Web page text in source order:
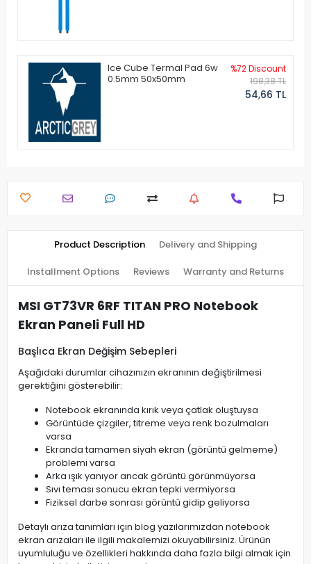
Ice Cube Termal Pad 6w
0.5mm 50x50mm
%72 Discount
198,38 TL
54,66 TL
Product Description Delivery and Shipping
Installment Options Reviews Warranty and Returns
MSI GT73VR 6RF TITAN PRO Notebook
Ekran Paneli Full HD
Başlıca Ekran Değişim Sebepleri
Aşağıdaki durumlar cihazınızın ekranının değiştirilmesi
gerektiğini gösterebilir:
Notebook ekranında kırık veya çatlak oluştuysa
Görüntüde çizgiler, titreme veya renk bozulmaları
varsa
Ekranda tamamen siyah ekran (görüntü gelmeme)
problemi varsa
Arka ışık yanıyor ancak görüntü görünmüyorsa
Sıvı teması sonucu ekran tepki vermiyorsa
Fiziksel darbe sonrası görüntü gidip geliyorsa
Detaylı arıza tanımları için blog yazılarımızdan notebook
ekran arızaları ile ilgili makalemizi okuyabilirsiniz. Ürünün
uyumluluğu ve özellikleri hakkında daha fazla bilgi almak için